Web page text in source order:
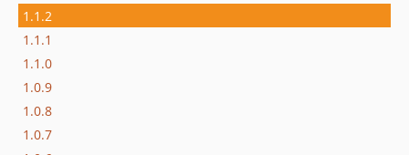
1.1.2
1.1.1
1.1.0
1.0.9
1.0.8
1.0.7